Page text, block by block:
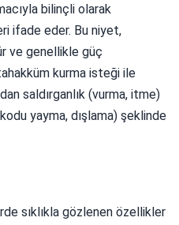
bilinçli olarak
ifade eder. Bu niyet,
ve genellikle güç
kurma isteği ile
saldırganlık (vurma, itme)
yayma, dışlama) şeklinde
sıklıkla gözlenen özellikler